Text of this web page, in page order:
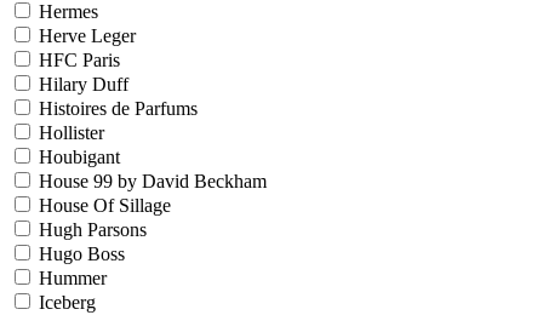
Hermes
Herve Leger
HFC Paris
Hilary Duff
Histoires de Parfums
Hollister
Houbigant
House 99 by David Beckham
House Of Sillage
Hugh Parsons
Hugo Boss
Hummer
Iceberg